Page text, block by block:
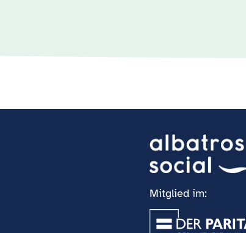
Mitglied im: